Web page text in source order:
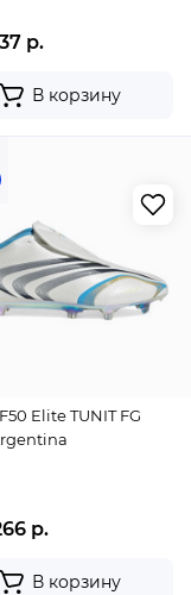
р.
В корзину
Elite TUNIT FG
р.
В корзину